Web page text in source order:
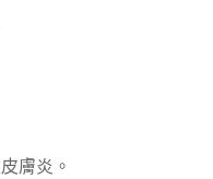
膚炎。